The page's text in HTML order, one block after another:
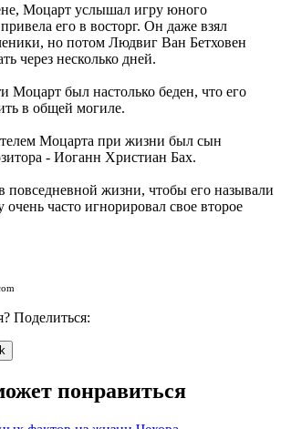
Моцарт услышал игру юного
его в восторг. Он даже взял
но потом Людвиг Ван Бетховен
через несколько дней.
Моцарт был настолько беден, что его
в общей могиле.
Моцарта при жизни был сын
- Иоганн Христиан Бах.
жизни, чтобы его называли
очень часто игнорировал свое второе
Поделиться:
понравиться